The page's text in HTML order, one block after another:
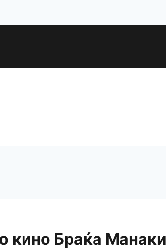
кино Браќа Манаки